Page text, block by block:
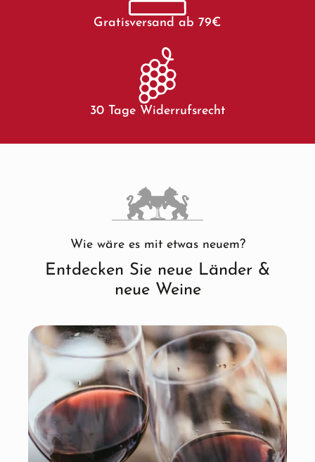
Gratisversand ab 79€
30 Tage Widerrufsrecht
Wie wäre es mit etwas neuem?
Entdecken Sie neue Länder &
neue Weine